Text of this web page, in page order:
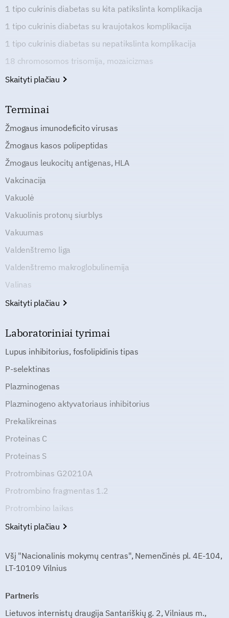
1 tipo cukrinis diabetas su kita patikslinta komplikacija
1 tipo cukrinis diabetas su kraujotakos komplikacija
1 tipo cukrinis diabetas su nepatikslinta komplikacija
18 chromosomos trisomija, mozaicizmas
Skaityti plačiau
Terminai
Žmogaus imunodeficito virusas
Žmogaus kasos polipeptidas
Žmogaus leukocitų antigenas, HLA
Vakcinacija
Vakuolė
Vakuolinis protonų siurblys
Vakuumas
Valdenštremo liga
Valdenštremo makroglobulinemija
Valinas
Skaityti plačiau
Laboratoriniai tyrimai
Lupus inhibitorius, fosfolipidinis tipas
P-selektinas
Plazminogenas
Plazminogeno aktyvatoriaus inhibitorius
Prekalikreinas
Proteinas C
Proteinas S
Protrombinas G20210A
Protrombino fragmentas 1.2
Protrombino laikas
Skaityti plačiau
Všį "Nacionalinis mokymų centras", Nemenčinės pl. 4E-104,
LT-10109 Vilnius
Partneris
Lietuvos internistų draugija Santariškių g. 2, Vilniaus m.,